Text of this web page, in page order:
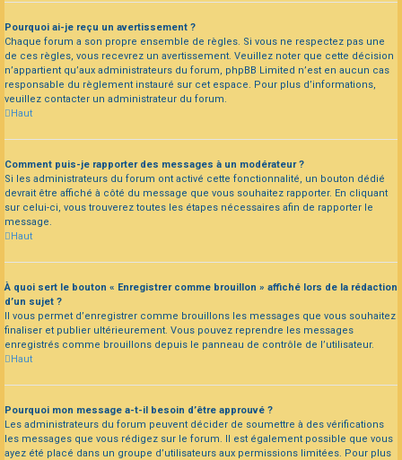
Pourquoi ai-je reçu un avertissement ?
Chaque forum a son propre ensemble de règles. Si vous ne respectez pas une
de ces règles, vous recevrez un avertissement. Veuillez noter que cette décision
n’appartient qu’aux administrateurs du forum, phpBB Limited n’est en aucun cas
responsable du règlement instauré sur cet espace. Pour plus d’informations,
veuillez contacter un administrateur du forum.
Haut
Comment puis-je rapporter des messages à un modérateur ?
Si les administrateurs du forum ont activé cette fonctionnalité, un bouton dédié
devrait être affiché à côté du message que vous souhaitez rapporter. En cliquant
sur celui-ci, vous trouverez toutes les étapes nécessaires afin de rapporter le
message.
Haut
À quoi sert le bouton « Enregistrer comme brouillon » affiché lors de la rédaction
d’un sujet ?
Il vous permet d’enregistrer comme brouillons les messages que vous souhaitez
finaliser et publier ultérieurement. Vous pouvez reprendre les messages
enregistrés comme brouillons depuis le panneau de contrôle de l’utilisateur.
Haut
Pourquoi mon message a-t-il besoin d’être approuvé ?
Les administrateurs du forum peuvent décider de soumettre à des vérifications
les messages que vous rédigez sur le forum. Il est également possible que vous
ayez été placé dans un groupe d’utilisateurs aux permissions limitées. Pour plus